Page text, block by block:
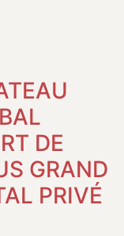
DE
GRAND
PRIVÉ